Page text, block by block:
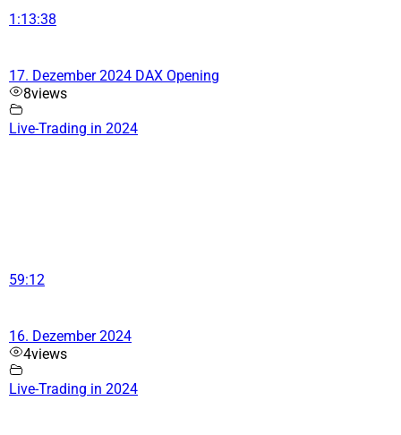
1:13:38
17. Dezember 2024 DAX Opening
8views
Live-Trading in 2024
59:12
16. Dezember 2024
4views
Live-Trading in 2024